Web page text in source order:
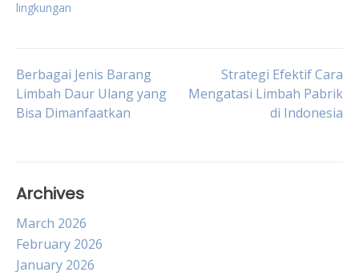
lingkungan
Post
navigation
Berbagai Jenis Barang
Limbah Daur Ulang yang
Bisa Dimanfaatkan
Strategi Efektif Cara
Mengatasi Limbah Pabrik
di Indonesia
Archives
March 2026
February 2026
January 2026